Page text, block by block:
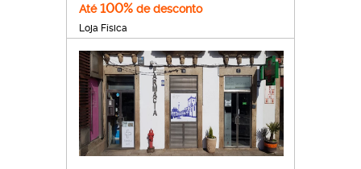
Até100% de desconto
Loja Física